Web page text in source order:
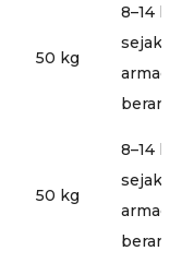
50 kg
8–14 hari
sejak
armada
50 kg
8–14 hari
sejak
armada